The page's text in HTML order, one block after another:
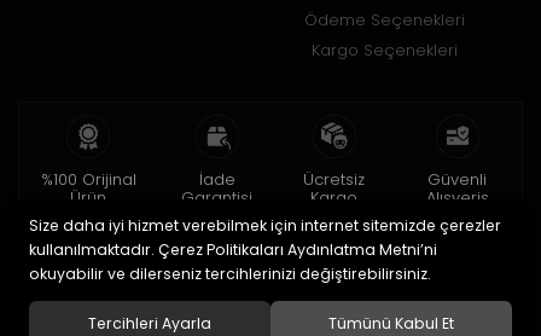
Ödeme Seçenekleri
Kargo Seçenekleri
%100 Orijinal
Ürün
2 yıl garanti
İade
Garantisi
15 gün içinde
iade
Ücretsiz
Kargo
150 TL ve üzeri
Güvenli
Alışveriş
256bit SSL ile
Size daha iyi hizmet verebilmek için internet sitemizde çerezler
kullanılmaktadır. Çerez Politikaları Aydınlatma Metni’ni
okuyabilir ve dilerseniz tercihlerinizi değiştirebilirsiniz.
Tercihleri Ayarla Tümünü Kabul Et